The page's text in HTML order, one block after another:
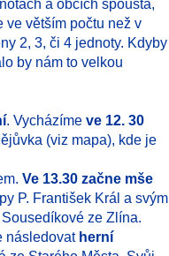
a obcích spousta,
ve větším počtu než v
2, 3, či 4 jednoty. Kdyby
by nám to velkou
. Vycházíme ve 12. 30
(viz mapa), kde je
Ve 13.30 začne mše
P. František Král a svým
ze Zlína.
následovat herní